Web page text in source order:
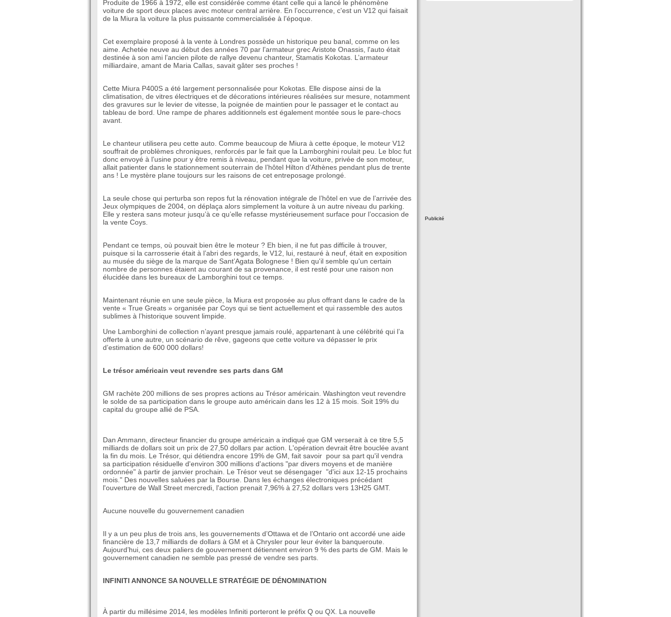
Produite de 1966 à 1972, elle est considérée comme étant celle qui a lancé le phénomène
voiture de sport deux places avec moteur central arrière. En l’occurrence, c'est un V12 qui faisait
de la Miura la voiture la plus puissante commercialisée à l’époque.
Cet exemplaire proposé à la vente à Londres possède un historique peu banal, comme on les
aime. Achetée neuve au début des années 70 par l’armateur grec Aristote Onassis, l'auto était
destinée à son ami l’ancien pilote de rallye devenu chanteur, Stamatis Kokotas. L’armateur
milliardaire, amant de Maria Callas, savait gâter ses proches !
Cette Miura P400S a été largement personnalisée pour Kokotas. Elle dispose ainsi de la
climatisation, de vitres électriques et de décorations intérieures réalisées sur mesure, notamment
des gravures sur le levier de vitesse, la poignée de maintien pour le passager et le contact au
tableau de bord. Une rampe de phares additionnels est également montée sous le pare-chocs
avant.
Le chanteur utilisera peu cette auto. Comme beaucoup de Miura à cette époque, le moteur V12
souffrait de problèmes chroniques, renforcés par le fait que la Lamborghini roulait peu. Le bloc fut
donc envoyé à l’usine pour y être remis à niveau, pendant que la voiture, privée de son moteur,
allait patienter dans le stationnement souterrain de l’hôtel Hilton d’Athènes pendant plus de trente
ans ! Le mystère plane toujours sur les raisons de cet entreposage prolongé.
La seule chose qui perturba son repos fut la rénovation intégrale de l’hôtel en vue de l’arrivée des
Jeux olympiques de 2004, on déplaça alors simplement la voiture à un autre niveau du parking.
Elle y restera sans moteur jusqu’à ce qu’elle refasse mystérieusement surface pour l’occasion de
la vente Coys.
Pendant ce temps, où pouvait bien être le moteur ? Eh bien, il ne fut pas difficile à trouver,
puisque si la carrosserie était à l’abri des regards, le V12, lui, restauré à neuf, était en exposition
au musée du siège de la marque de Sant’Agata Bolognese ! Bien qu'il semble qu'un certain
nombre de personnes étaient au courant de sa provenance, il est resté pour une raison non
élucidée dans les bureaux de Lamborghini tout ce temps.
Maintenant réunie en une seule pièce, la Miura est proposée au plus offrant dans le cadre de la
vente « True Greats » organisée par Coys qui se tient actuellement et qui rassemble des autos
sublimes à l’historique souvent limpide.
Une Lamborghini de collection n’ayant presque jamais roulé, appartenant à une célébrité qui l’a
offerte à une autre, un scénario de rêve, gageons que cette voiture va dépasser le prix
d’estimation de 600 000 dollars!
Le trésor américain veut revendre ses parts dans GM
GM rachète 200 millions de ses propres actions au Trésor américain. Washington veut revendre
le solde de sa participation dans le groupe auto américain dans les 12 à 15 mois. Soit 19% du
capital du groupe allié de PSA.
Dan Ammann, directeur financier du groupe américain a indiqué que GM verserait à ce titre 5,5
milliards de dollars soit un prix de 27,50 dollars par action. L'opération devrait être bouclée avant
la fin du mois. Le Trésor, qui détiendra encore 19% de GM, fait savoir pour sa part qu'il vendra
sa participation résiduelle d'environ 300 millions d'actions "par divers moyens et de manière
ordonnée" à partir de janvier prochain. Le Trésor veut se désengager "d'ici aux 12-15 prochains
mois." Des nouvelles saluées par la Bourse. Dans les échanges électroniques précédant
l'ouverture de Wall Street mercredi, l'action prenait 7,96% à 27,52 dollars vers 13H25 GMT.
Aucune nouvelle du gouvernement canadien
Il y a un peu plus de trois ans, les gouvernements d’Ottawa et de l’Ontario ont accordé une aide
financière de 13,7 milliards de dollars à GM et à Chrysler pour leur éviter la banqueroute.
Aujourd’hui, ces deux paliers de gouvernement détiennent environ 9 % des parts de GM. Mais le
gouvernement canadien ne semble pas pressé de vendre ses parts.
INFINITI ANNONCE SA NOUVELLE STRATÉGIE DE DÉNOMINATION
À partir du millésime 2014, les modèles Infiniti porteront le préfix Q ou QX. La nouvelle
Publicité